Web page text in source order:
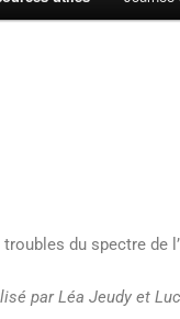
du spectre de
par Léa Jeudy et